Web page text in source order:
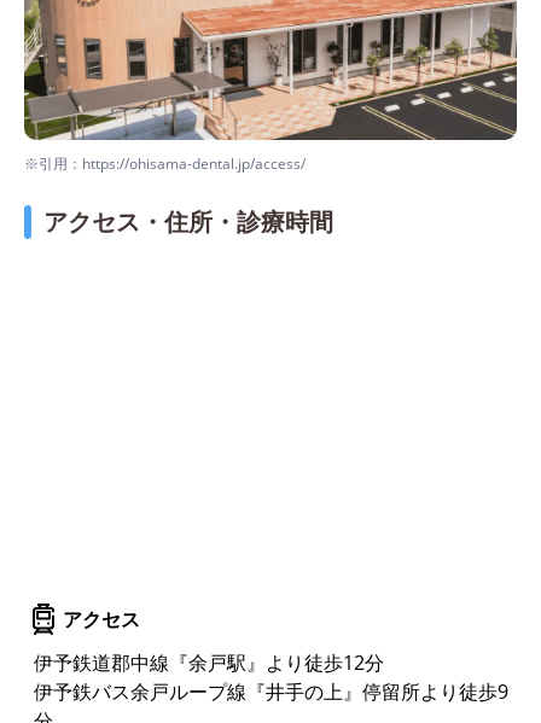
※引用：https://ohisama-dental.jp/access/
アクセス・住所・診療時間
アクセス
伊予鉄道郡中線『余戸駅』より徒歩12分
伊予鉄バス余戸ループ線『井手の上』停留所より徒歩9